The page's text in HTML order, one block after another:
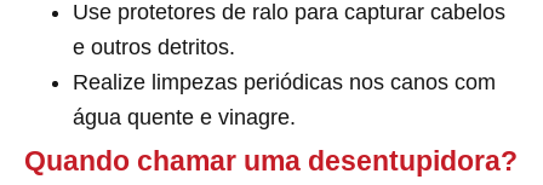
Use protetores de ralo para capturar cabelos
e outros detritos.
Realize limpezas periódicas nos canos com
água quente e vinagre.
Quando chamar uma desentupidora?